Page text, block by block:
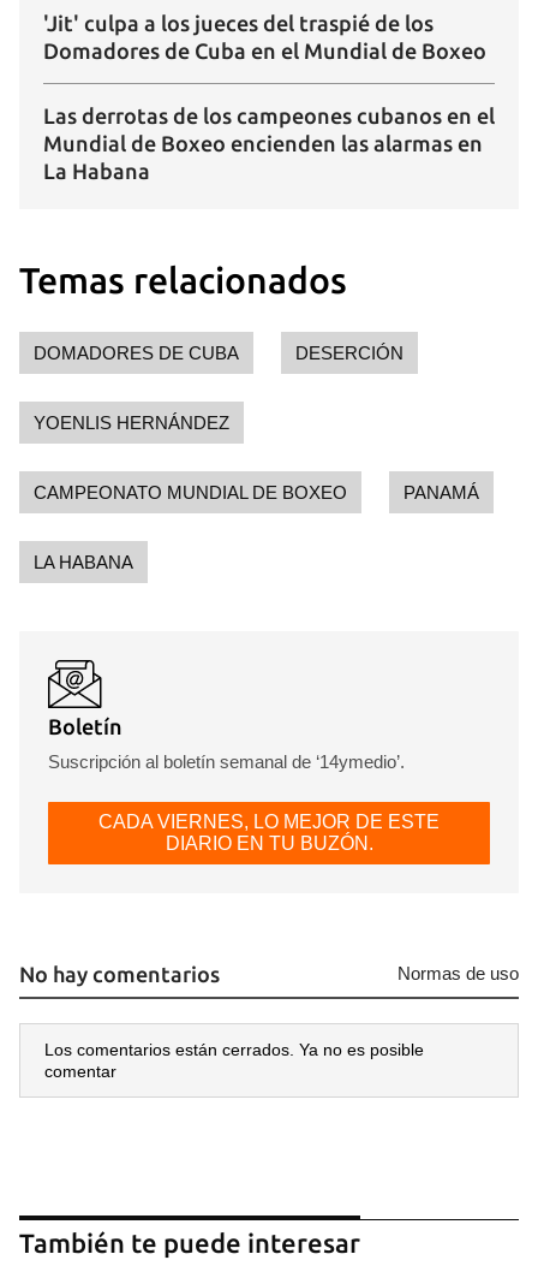
Guardar como favorito
Para poder guardar como favorito, primero has de
'Jit' culpa a los jueces del traspié de los
Domadores de Cuba en el Mundial de Boxeo
Las derrotas de los campeones cubanos en el
Mundial de Boxeo encienden las alarmas en
La Habana
Temas relacionados
DOMADORES DE CUBA DESERCIÓN
YOENLIS HERNÁNDEZ
CAMPEONATO MUNDIAL DE BOXEO PANAMÁ
LA HABANA
Boletín
Suscripción al boletín semanal de ‘14ymedio’.
CADA VIERNES, LO MEJOR DE ESTE
DIARIO EN TU BUZÓN.
No hay comentarios Normas de uso
Los comentarios están cerrados. Ya no es posible
comentar
También te puede interesar